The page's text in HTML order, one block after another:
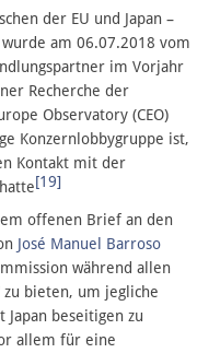
der EU und Japan –
wurde am 06.07.2018 vom
im Vorjahr
Recherche der
Observatory (CEO)
Konzernlobbygruppe ist,
Kontakt mit der
[19]
offenen Brief an den
José Manuel Barroso
während allen
bieten, um jegliche
beseitigen zu
allem für eine